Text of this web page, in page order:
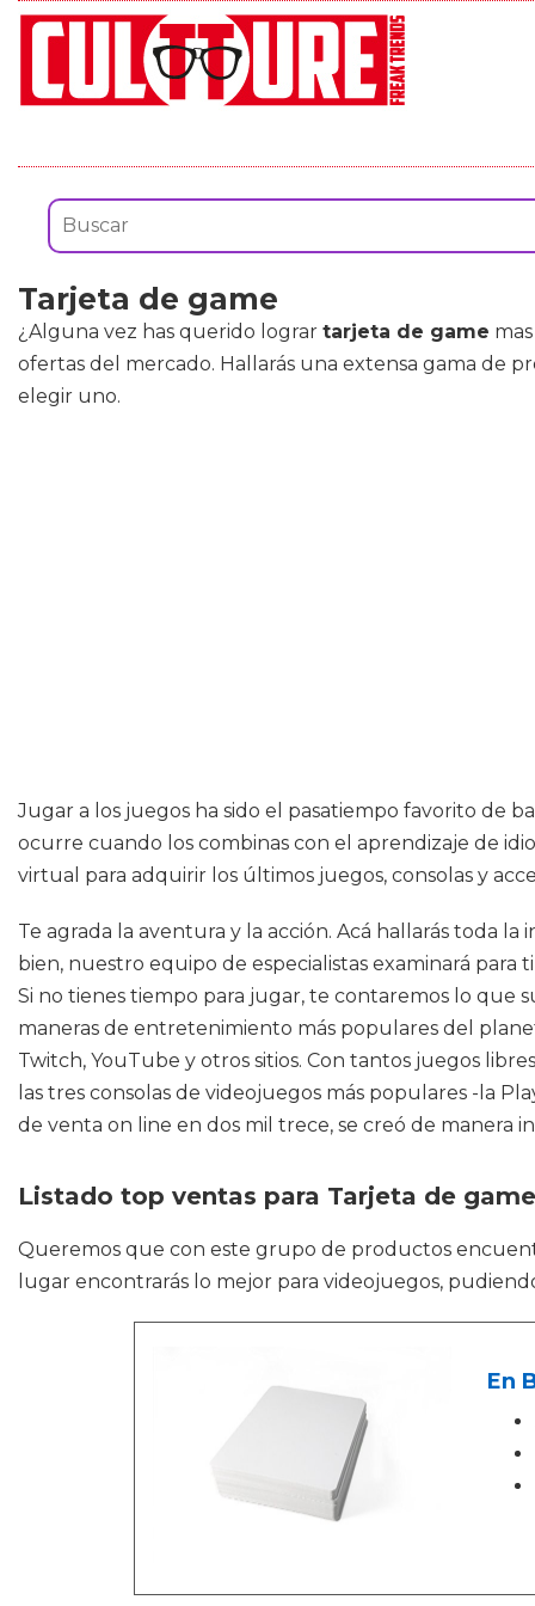
Tarjeta de game
¿Alguna vez has querido lograr tarjeta de game
ofertas del mercado. Hallarás una extensa gama de
elegir uno.
Jugar a los juegos ha sido el pasatiempo favorito de
ocurre cuando los combinas con el aprendizaje de
virtual para adquirir los últimos juegos, consolas y
Te agrada la aventura y la acción. Acá hallarás toda
bien, nuestro equipo de especialistas examinará
Si no tienes tiempo para jugar, te contaremos lo que
maneras de entretenimiento más populares del
Twitch, YouTube y otros sitios. Con tantos juegos
las tres consolas de videojuegos más populares -la
de venta on line en dos mil trece, se creó de manera
Listado top ventas para Tarjeta de game
Queremos que con este grupo de productos
lugar encontrarás lo mejor para videojuegos,
En